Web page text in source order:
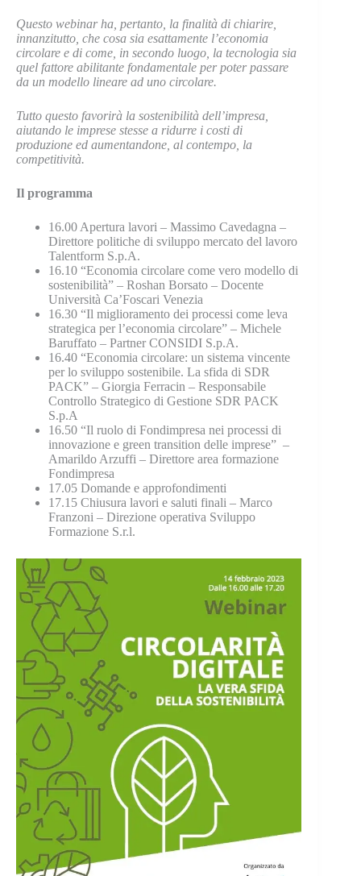
Questo webinar ha, pertanto, la finalità di chiarire,
innanzitutto, che cosa sia esattamente l’economia
circolare e di come, in secondo luogo, la tecnologia sia
quel fattore abilitante fondamentale per poter passare
da un modello lineare ad uno circolare.
Tutto questo favorirà la sostenibilità dell’impresa,
aiutando le imprese stesse a ridurre i costi di
produzione ed aumentandone, al contempo, la
competitività.
Il programma
16.00 Apertura lavori – Massimo Cavedagna –
Direttore politiche di sviluppo mercato del lavoro
Talentform S.p.A.
16.10 “Economia circolare come vero modello di
sostenibilità” – Roshan Borsato – Docente
Università Ca’Foscari Venezia
16.30 “Il miglioramento dei processi come leva
strategica per l’economia circolare” – Michele
Baruffato – Partner CONSIDI S.p.A.
16.40 “Economia circolare: un sistema vincente
per lo sviluppo sostenibile. La sfida di SDR
PACK” – Giorgia Ferracin – Responsabile
Controllo Strategico di Gestione SDR PACK
S.p.A
16.50 “Il ruolo di Fondimpresa nei processi di
innovazione e green transition delle imprese” –
Amarildo Arzuffi – Direttore area formazione
Fondimpresa
17.05 Domande e approfondimenti
17.15 Chiusura lavori e saluti finali – Marco
Franzoni – Direzione operativa Sviluppo
Formazione S.r.l.